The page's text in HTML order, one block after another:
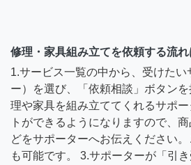
修理・家具組み立てを依頼する流れ
1.サービス一覧の中から、受けたい
ー）を選び、「依頼相談」ボタン
理や家具を組み立ててくれるサポ
トができるようになりますので、
どをサポーターへお伝えください
も可能です。 3.サポーターが「引